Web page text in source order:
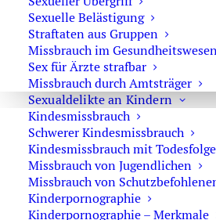
Sexuelle Belästigung
Straftaten aus Gruppen
Missbrauch im
Sex für Ärzte strafbar
Missbrauch durch Amtsträger
Sexualdelikte an Kindern
Kindesmissbrauch
Schwerer Kindesmissbrauch
Kindesmissbrauch mit Todesfolge
Missbrauch von Jugendlichen
Missbrauch von
Kinderpornographie
Kinderpornographie – Merkmale
Adresse: Kurfürstendamm 66,
Telefon:+49 30 720 22 970
Fax +49 30 720 22 771
E-Mail:marson@anwaltmarson.de
Hilfe im Notfall
Sie können sich im Notfall rund um
wenden. Bitte wählen Sie:
0171 65